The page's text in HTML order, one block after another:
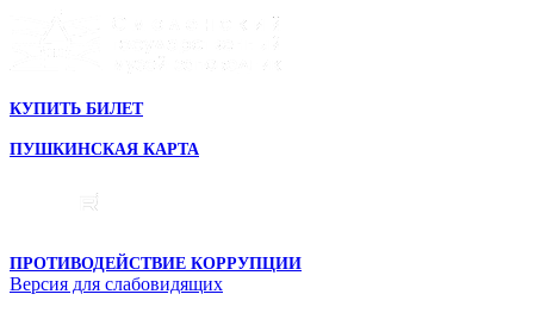
КУПИТЬ БИЛЕТ
ПУШКИНСКАЯ КАРТА
ПРОТИВОДЕЙСТВИЕ КОРРУПЦИИ
Версия для слабовидящих